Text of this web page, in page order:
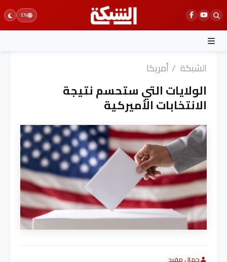
Skip
to
content
EN
الشبكة / أمريكا
الولايات التي ستحسم نتيجة
الانتخابات الأميركية
جمال مفيد